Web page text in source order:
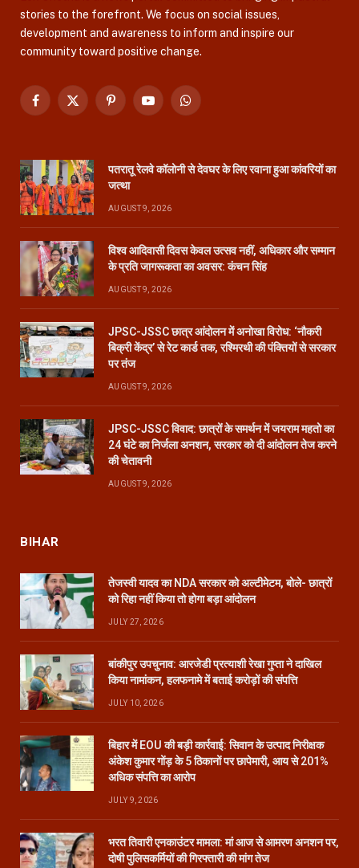
stories to the forefront. We focus on social issues,
development and awareness to inform and inspire our
community toward positive change.
Facebook
X
PinterestYouTubeWhatsApp
पतरातू रेलवे कॉलोनी से देवघर के लिए रवाना हुआ कांवरियों का
जत्था
AUGUST 9, 2026
विश्व आदिवासी दिवस केवल उत्सव नहीं, अधिकार और सम्मान
के प्रति जागरूकता का अवसर: कंचन सिंह
AUGUST 9, 2026
JPSC-JSSC छात्र आंदोलन में अनोखा विरोध: ‘नौकरी
बिक्री केंद्र’ से रेट कार्ड तक, रश्मिरथी की पंक्तियों से सरकार
पर तंज
AUGUST 9, 2026
JPSC-JSSC विवाद: छात्रों के समर्थन में जयराम महतो का
24 घंटे का निर्जला अनशन, सरकार को दी आंदोलन तेज करने
की चेतावनी
AUGUST 9, 2026
BIHAR
तेजस्वी यादव का NDA सरकार को अल्टीमेटम, बोले- छात्रों
को रिहा नहीं किया तो होगा बड़ा आंदोलन
JULY 27, 2026
बांकीपुर उपचुनाव: आरजेडी प्रत्याशी रेखा गुप्ता ने दाखिल
किया नामांकन, हलफनामे में बताई करोड़ों की संपत्ति
JULY 10, 2026
बिहार में EOU की बड़ी कार्रवाई: सिवान के उत्पाद निरीक्षक
अंकेश कुमार गोंड़ के 5 ठिकानों पर छापेमारी, आय से 201%
अधिक संपत्ति का आरोप
JULY 9, 2026
भरत तिवारी एनकाउंटर मामला: मां आज से आमरण अनशन पर,
दोषी पुलिसकर्मियों की गिरफ्तारी की मांग तेज